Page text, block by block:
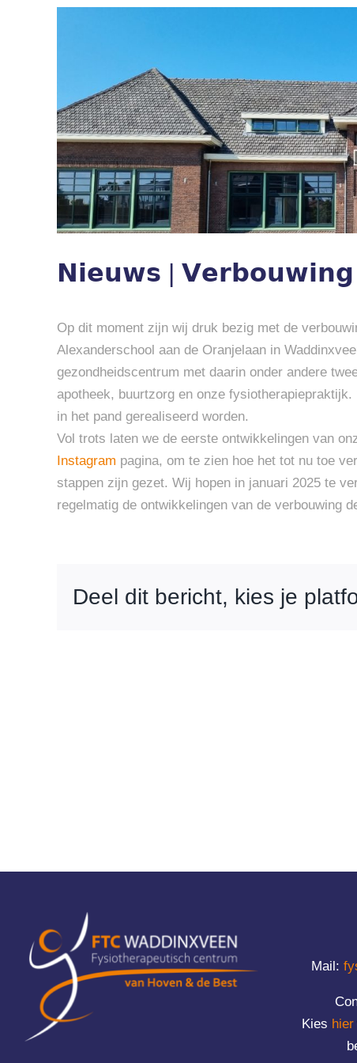
𝗡𝗶𝗲𝘂𝘄𝘀 | 𝗩𝗲𝗿𝗯𝗼𝘂𝘄𝗶𝗻𝗴
Op dit moment zijn wij druk bezig met de
Alexanderschool aan de Oranjelaan in
gezondheidscentrum met daarin onder andere
apotheek, buurtzorg en onze
in het pand gerealiseerd worden.
Vol trots laten we de eerste ontwikkelingen van
Instagram pagina, om te zien hoe het tot nu toe
stappen zijn gezet. Wij hopen in januari 2025 te
regelmatig de ontwikkelingen van de verbouwing
Deel dit bericht, kies je
Mail:
Kies hier